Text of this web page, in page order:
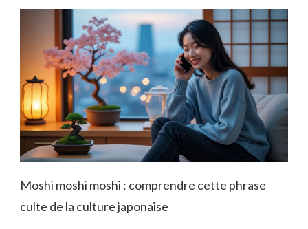
Moshi moshi moshi : comprendre cette phrase
culte de la culture japonaise